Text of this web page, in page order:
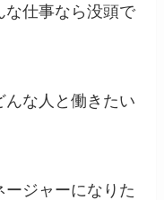
な仕事なら没頭で
んな人と働きたい
ージャーになりた